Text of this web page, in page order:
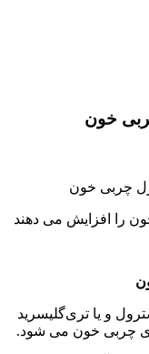
خون
را افزایش می دهند
و یا تری‌گلیسرید
چربی خون می شود.